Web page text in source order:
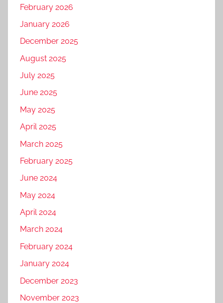
February 2026
January 2026
December 2025
August 2025
July 2025
June 2025
May 2025
April 2025
March 2025
February 2025
June 2024
May 2024
April 2024
March 2024
February 2024
January 2024
December 2023
November 2023